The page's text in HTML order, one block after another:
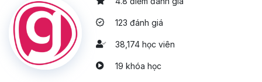
123 đánh giá
38,174 học viên
19 khóa học